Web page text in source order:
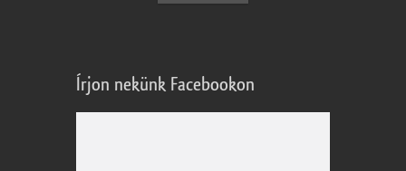
Írjon nekünk Facebookon